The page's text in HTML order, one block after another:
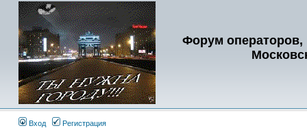
Форум операторов,
Вход Регистрация